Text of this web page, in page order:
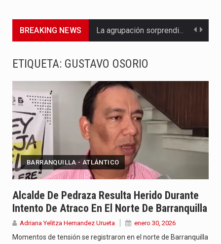
BREAKING NEWS La agrupación sorprendió a los pasajeros de Circular Sur con…
El nuevo sello discográfico fue presentado en Bogotá con un…
El Grupo Planeta presenta una nueva selección editorial para este…
ETIQUETA: GUSTAVO OSORIO
BARRANQUILLA - ATLÁNTICO
Alcalde De Pedraza Resulta Herido Durante
Intento De Atraco En El Norte De Barranquilla
Adriana Yelitza Hernandez Urueta enero 30, 2026
Momentos de tensión se registraron en el norte de Barranquilla